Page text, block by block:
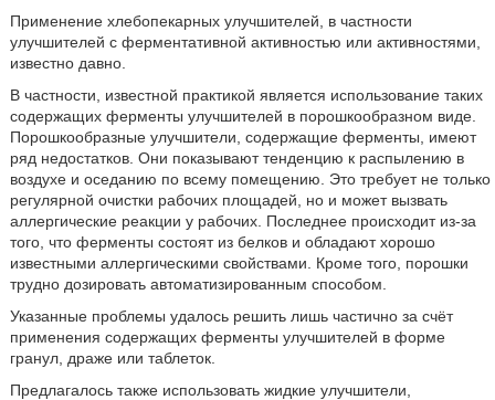
Применение хлебопекарных улучшителей, в частности
улучшителей с ферментативной активностью или активностями,
известно давно.
В частности, известной практикой является использование таких
содержащих ферменты улучшителей в порошкообразном виде.
Порошкообразные улучшители, содержащие ферменты, имеют
ряд недостатков. Они показывают тенденцию к распылению в
воздухе и оседанию по всему помещению. Это требует не только
регулярной очистки рабочих площадей, но и может вызвать
аллергические реакции у рабочих. Последнее происходит из-за
того, что ферменты состоят из белков и обладают хорошо
известными аллергическими свойствами. Кроме того, порошки
трудно дозировать автоматизированным способом.
Указанные проблемы удалось решить лишь частично за счёт
применения содержащих ферменты улучшителей в форме
гранул, драже или таблеток.
Предлагалось также использовать жидкие улучшители,